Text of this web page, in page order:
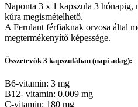
Naponta 3 x 1 kapszula 3 hónapig,
kúra megismételhető.
A Ferulant férfiaknak orvosa által
megtermékenyítő képessége.
Összetevők 3 kapszulában (napi adag):
B6-vitamin: 3 mg
B12- vitamin: 0.009 mg
C-vitamin: 180 mg